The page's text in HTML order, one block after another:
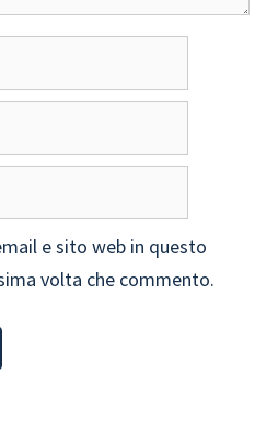
e sito web in questo
volta che commento.